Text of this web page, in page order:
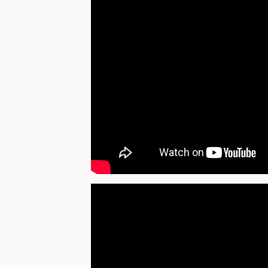
● „Provokuojantis anarchiškos operos ir
● „Nuostabus miuziklo, pankroko ir